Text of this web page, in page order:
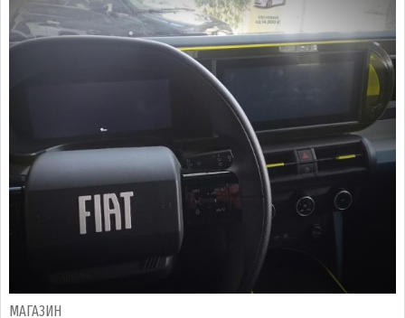
МАГАЗИН